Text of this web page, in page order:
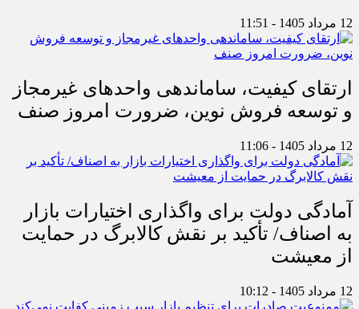
12 مرداد 1405 - 11:51
ارتقای کیفیت، ساماندهی واحدهای غیرمجاز
و توسعه فروش نوین، ضرورت امروز صنف
12 مرداد 1405 - 11:06
آمادگی دولت برای واگذاری اختیارات بازار
به اصناف/ تأکید بر نقش کالابرگ در حمایت
از معیشت
12 مرداد 1405 - 10:12